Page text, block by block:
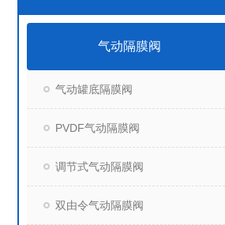
气动隔膜阀
气动罐底隔膜阀
PVDF气动隔膜阀
调节式气动隔膜阀
双由令气动隔膜阀